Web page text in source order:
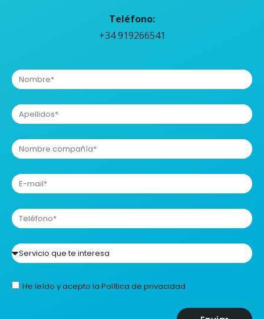
Teléfono:
+34 919266541
He leído y acepto la Política de privacidad